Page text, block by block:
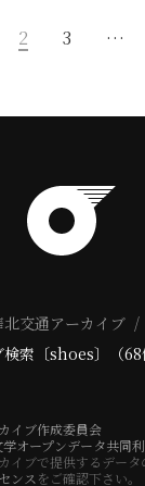
2 3 …
北交通アーカイブ
索〔shoes〕（68
イブ作成委員会
オープンデータ共同
イブで提供するデータ
ンス をご確認下さい。